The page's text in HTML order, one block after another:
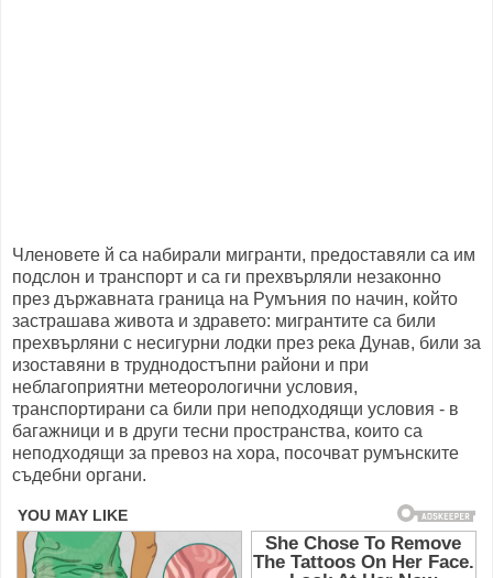
Членовете й са набирали мигранти, предоставяли са им
подслон и транспорт и са ги прехвърляли незаконно
през държавната граница на Румъния по начин, който
застрашава живота и здравето: мигрантите са били
прехвърляни с несигурни лодки през река Дунав, били за
изоставяни в труднодостъпни райони и при
неблагоприятни метеорологични условия,
транспортирани са били при неподходящи условия - в
багажници и в други тесни пространства, които са
неподходящи за превоз на хора, посочват румънските
съдебни органи.